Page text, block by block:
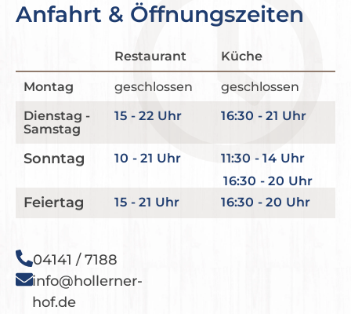
Anfahrt & Öffnungszeiten
Restaurant Küche
Montag geschlossen
geschlossen
Dienstag -
Samstag
15 - 22 Uhr 16:30 - 21 Uhr
Sonntag 10 - 21 Uhr
11:30 - 14 Uhr
16:30 - 20 Uhr
Feiertag 15 - 21 Uhr 16:30 - 20 Uhr
04141 / 7188
info@hollerner-
hof.de